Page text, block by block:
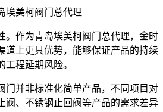
。作为青岛埃美柯阀门总代理，金时
道上更具优势，能够保证产品的持续
程延期风险。
门并非标准化简单产品，不同项目对
阀、不锈钢止回阀等产品的需求差异